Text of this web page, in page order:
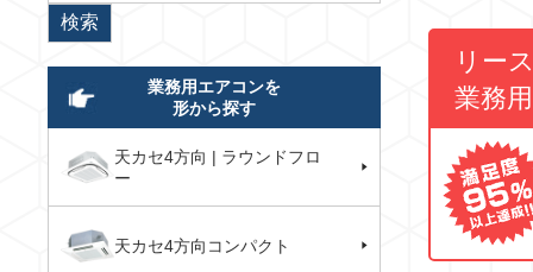
リー
業務
業務用エアコンを
形から探す
天カセ4方向 | ラウンドフロ
ー
天カセ4方向コンパクト